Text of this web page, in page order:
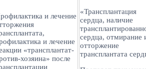
и лечение
и лечение
«трансплантат-
хозяина» после
«Трансплантация
сердца, наличие
сердца, отмирание
отторжение
трансплантата